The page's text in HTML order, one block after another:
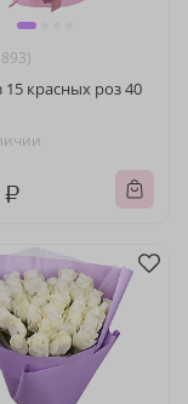
15 красных роз 40
₽